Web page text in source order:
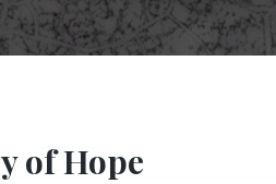
of Hope